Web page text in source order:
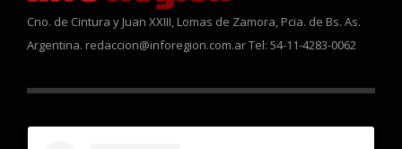
Cno. de Cintura y Juan XXIII, Lomas de Zamora, Pcia. de Bs. As.
Argentina. redaccion@inforegion.com.ar Tel: 54-11-4283-0062